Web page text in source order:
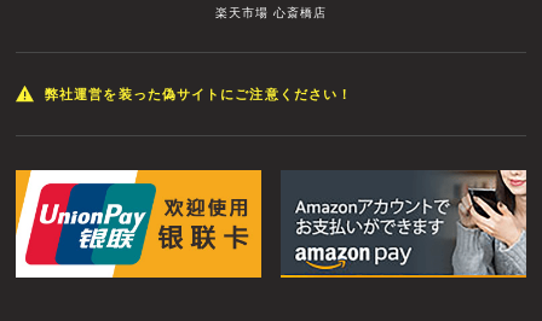
楽天市場 心斎橋店
弊社運営を装った偽サイトにご注意ください！